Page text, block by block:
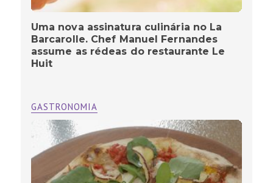
Uma nova assinatura culinária no La
Barcarolle. Chef Manuel Fernandes
assume as rédeas do restaurante Le
Huit
GASTRONOMIA